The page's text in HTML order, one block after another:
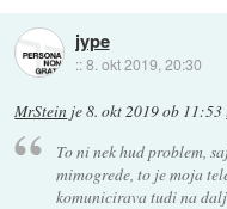
jype
::8. okt 2019, 20:30
MrStein je8. okt 2019 ob 11:53
To ni nek hud problem,
mimogrede, to je moja
komunicirava tudi na